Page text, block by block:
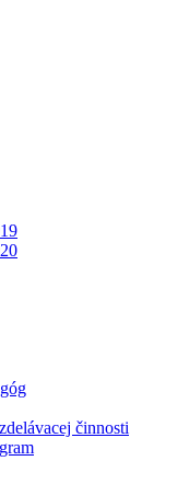
činnosti